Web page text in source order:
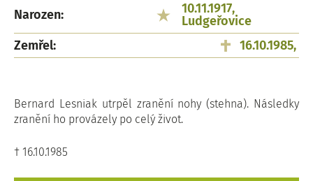
Narozen:
10.11.1917,
Ludgeřovice
Zemřel:
16.10.1985,
Bernard Lesniak utrpěl zranění nohy (stehna). Následky
zranění ho provázely po celý život.
† 16.10.1985